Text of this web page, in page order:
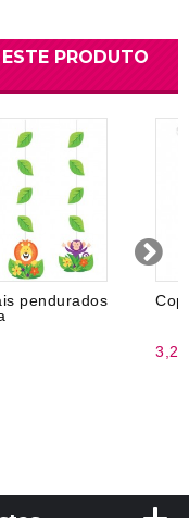
PRODUTO
pendurados